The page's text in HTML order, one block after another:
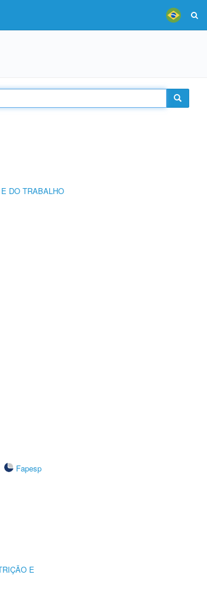
DO TRABALHO
Fapesp
E